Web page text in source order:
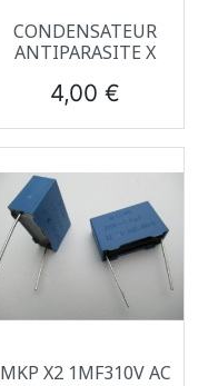
CONDENSATEUR
ANTIPARASITE X
Prix
4,00 €
MKP X2 1ΜF310V AC